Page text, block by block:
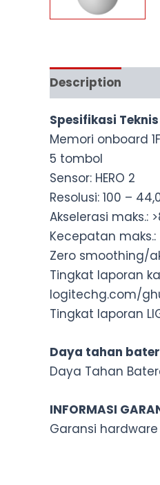
Description
Spesifikasi Teknis
Memori onboard
5 tombol
Sensor: HERO 2
Resolusi: 100 –
Akselerasi maks.:
Kecepatan
Zero smoothing/
Tingkat laporan
logitechg.com/
Tingkat laporan
Daya tahan
Daya Tahan
INFORMASI
Garansi